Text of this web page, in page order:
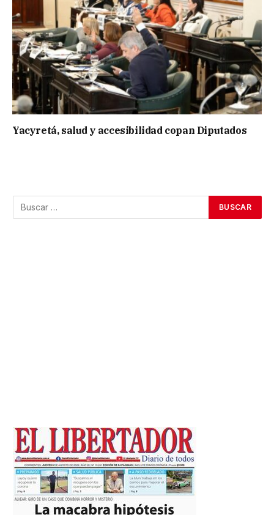
Yacyretá, salud y accesibilidad copan Diputados